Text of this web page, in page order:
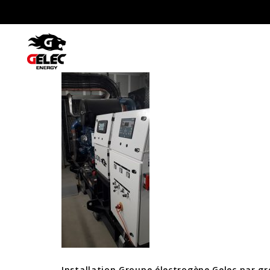
Installation Groupe électrogène